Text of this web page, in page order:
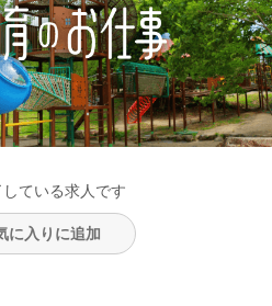
ている求人です
に入りに追加